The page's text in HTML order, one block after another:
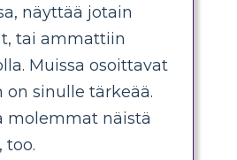
näyttää jotain
tai ammattiin
Muissa osoittavat
on sinulle tärkeää.
molemmat näistä
too.